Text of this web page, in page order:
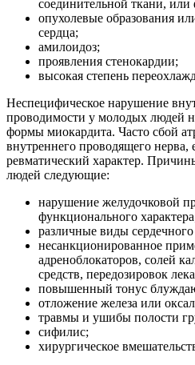
соединительной ткани,
опухолевые образования
сердца;
амилоидоз;
проявления стенокардии;
высокая степень
Неспецифическое нарушение
проводимости у молодых людей
формы миокардита. Часто сбой
внутреннего проводящего нерва,
ревматический характер.
людей следующие:
нарушение желудочковой
функционального
различные виды
несанкционированное
адреноблокаторов, солей
средств, передозировок
повышенный тонус
отложение железа или
травмы и ушибы полости
сифилис;
хирургическое